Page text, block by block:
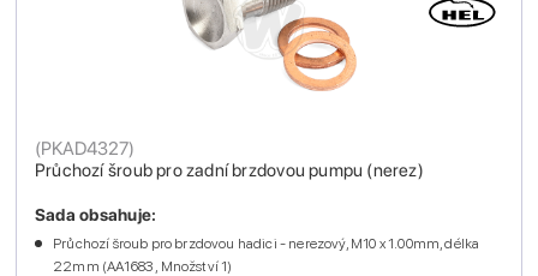
Průchozí šroub pro zadní brzdovou pumpu (nerez)
(PKAD4327)
Sada obsahuje:
Průchozí šroub pro brzdovou hadici - nerezový, M10 x 1.00mm, délka
22mm (AA1683 , Množství 1)